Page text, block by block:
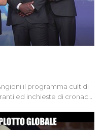
il programma cult di
ed inchieste di cronaca